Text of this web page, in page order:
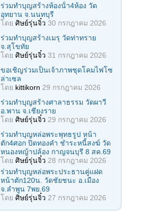
ร่วมทําบุญสร้างห้องนั้า4ห้อง วัด
อุทยาน จ.นนทบุรี
โดย ศิษย์รุ่นจิ๋ว 30 กรกฎาคม 2026
ร่วมทําบุญสร้างเมรุ วัดท่าทราย
จ.สุโขทัย
โดย ศิษย์รุ่นจิ๋ว 31 กรกฎาคม 2026
ขอเชิญร่วมเป็นเจ้าภาพชุดโคมไฟโซ
ล่าเซล
โดย kittikorn 29 กรกฎาคม 2026
ร่วมทําบุญสร้างศาลาธรรม วัดผาวี
อ.พาน จ.เชียงราย
โดย ศิษย์รุ่นจิ๋ว 29 กรกฎาคม 2026
ร่วมทําบุญหล่อพระพุทธรูป หน้า
ตัก4ศอก ปิดทองคํา ชําระหนี้สงฆ์ วัด
หนองหญ้าปล้อง กาญจนบุรี 8 สค.69
โดย ศิษย์รุ่นจิ๋ว 28 กรกฎาคม 2026
ร่วมทําบุญหล่อพระประธานคู่แฝด
หน้าตัก120น. วัดชัยชนะ อ.เมือง
จ.ลำพูน 7พย.69
โดย ศิษย์รุ่นจิ๋ว 27 กรกฎาคม 2026